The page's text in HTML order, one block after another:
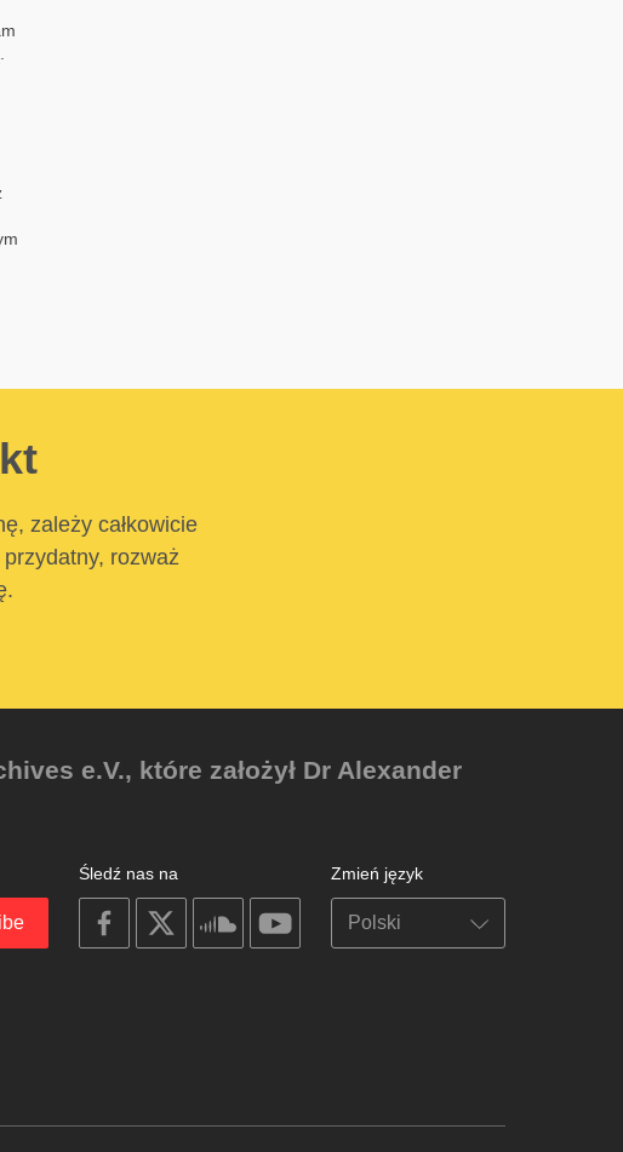
zależy całkowicie
rozważ
e.V., które założył Dr Alexander
Zmień język
Śledź nas na
on
facebook
soundcloudyoutube